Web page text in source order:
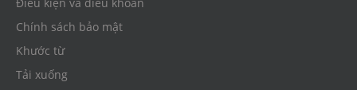
Chính sách bảo mật
Khước từ
Tải xuống